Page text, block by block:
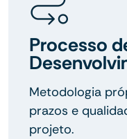
Processo
Metodologia
prazos e
projeto.